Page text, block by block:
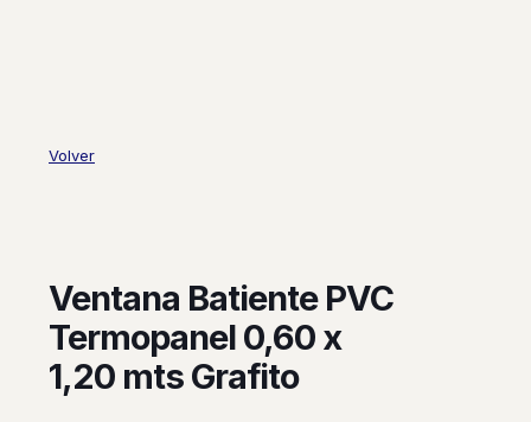
Volver
Ventana Batiente PVC
Termopanel 0,60 x
1,20 mts Grafito